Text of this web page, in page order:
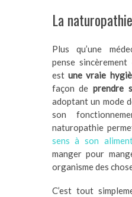
La
Plus qu’une
pense
est une vraie
façon de prendre
adoptant un mode
son
naturopathie
sens à son
manger pour
organisme des
C’est tout